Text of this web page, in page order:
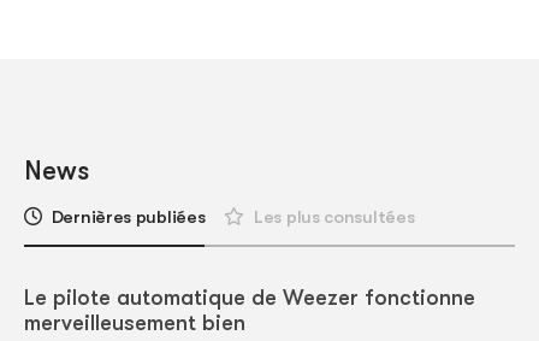
News
Dernières publiées Les plus consultées
Le pilote automatique de Weezer fonctionne
merveilleusement bien